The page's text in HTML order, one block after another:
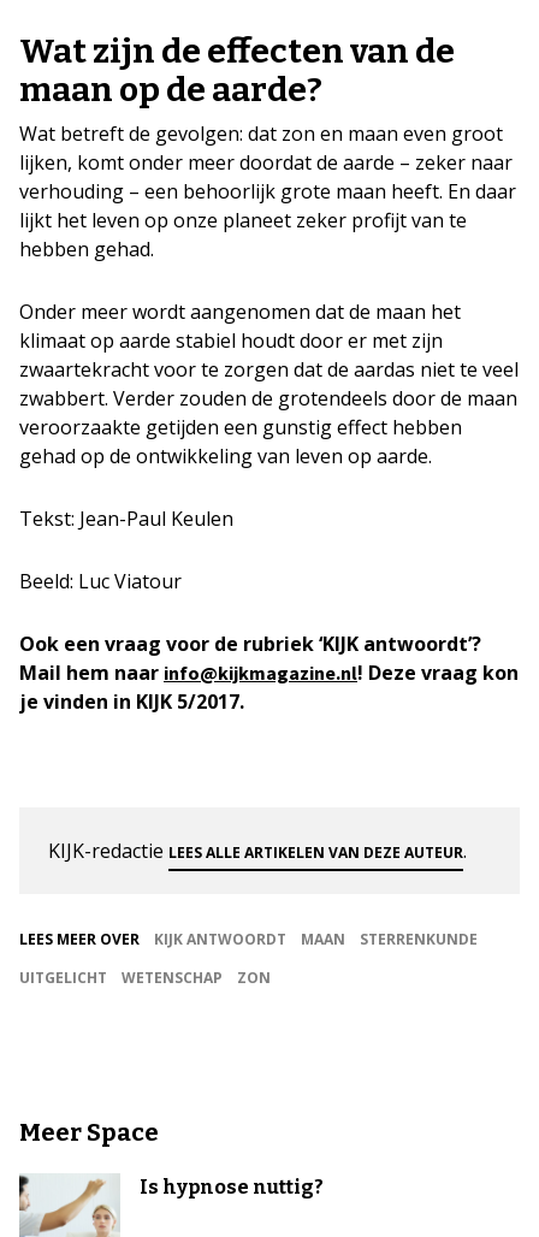
Wat zijn de effecten van de
maan op de aarde?
Wat betreft de gevolgen: dat zon en maan even groot
lijken, komt onder meer doordat de aarde – zeker naar
verhouding – een behoorlijk grote maan heeft. En daar
lijkt het leven op onze planeet zeker profijt van te
hebben gehad.
Onder meer wordt aangenomen dat de maan het
klimaat op aarde stabiel houdt door er met zijn
zwaartekracht voor te zorgen dat de aardas niet te veel
zwabbert. Verder zouden de grotendeels door de maan
veroorzaakte getijden een gunstig effect hebben
gehad op de ontwikkeling van leven op aarde.
Tekst: Jean-Paul Keulen
Beeld: Luc Viatour
Ook een vraag voor de rubriek ‘KIJK antwoordt’?
Mail hem naar info@kijkmagazine.nl! Deze vraag kon
je vinden in KIJK 5/2017.
KIJK-redactie LEES ALLE ARTIKELEN VAN DEZE AUTEUR.
LEES MEER OVER KIJK ANTWOORDT MAAN
STERRENKUNDE
UITGELICHT
WETENSCHAP ZON
Meer Space
Is hypnose nuttig?